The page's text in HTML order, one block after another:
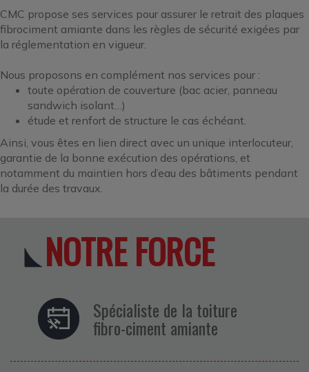
CMC propose ses services pour assurer le retrait des plaques
fibrociment amiante dans les règles de sécurité exigées par
la réglementation en vigueur.
Nous proposons en complément nos services pour :
toute opération de couverture (bac acier, panneau
sandwich isolant…)
étude et renfort de structure le cas échéant.
Ainsi, vous êtes en lien direct avec un unique interlocuteur,
garantie de la bonne exécution des opérations, et
notamment du maintien hors d’eau des bâtiments pendant
la durée des travaux.
NOTRE FORCE
Spécialiste de la toiture
fibro-ciment amiante